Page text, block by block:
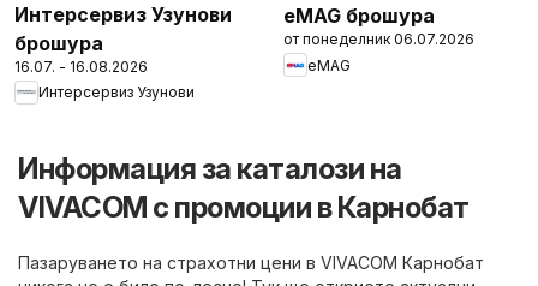
Интерсервиз Узунови
брошура
16.07. - 16.08.2026
Интерсервиз Узунови
eMAG брошура
от понеделник 06.07.2026
eMAG
Информация за каталози на
VIVACOM с промоции в Карнобат
Пазаруването на страхотни цени в VIVACOM Карнобат